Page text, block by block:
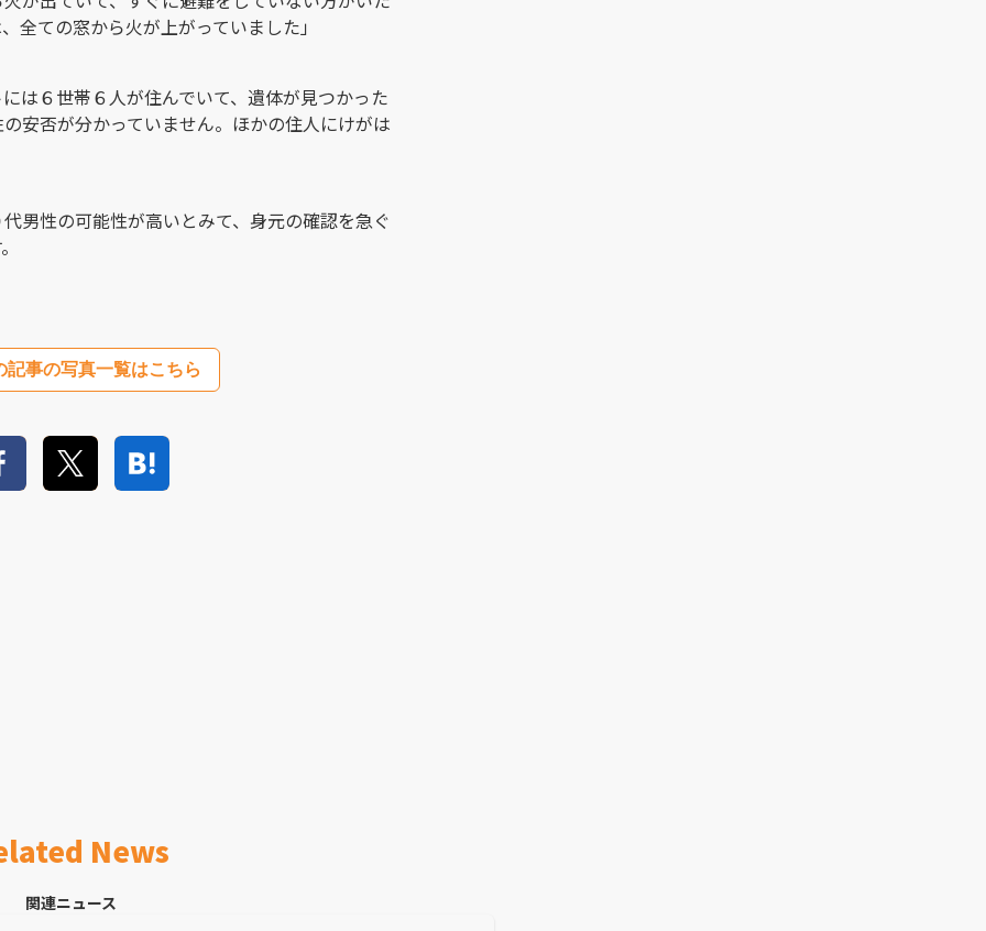
全ての窓から火が上がっていました」
は６世帯６人が住んでいて、遺体が見つかった
安否が分かっていません。ほかの住人にけがは
男性の可能性が高いとみて、身元の確認を急ぐ
記事の写真一覧はこちら
News
関連ニュース